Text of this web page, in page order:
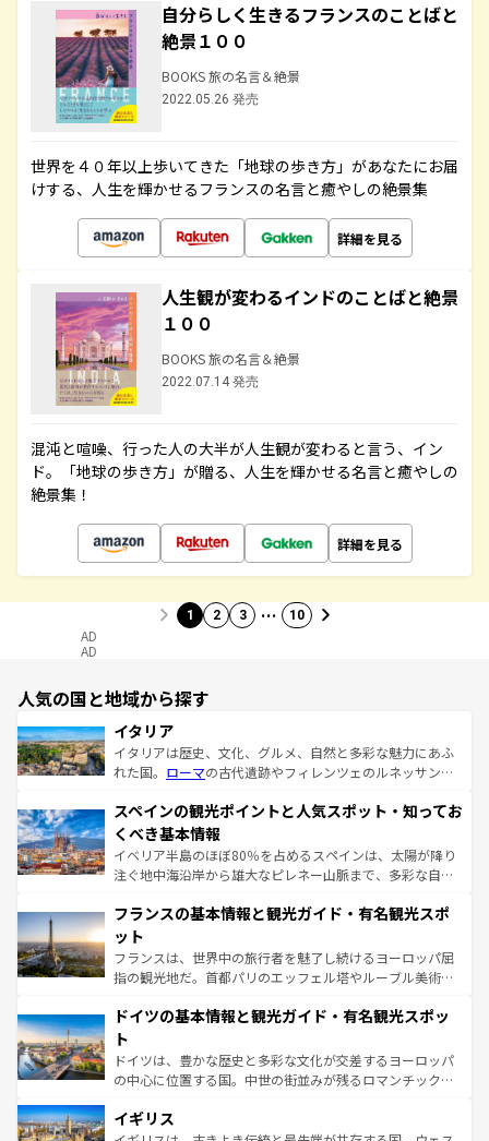
自分らしく生きるフランスのことばと
絶景１００
BOOKS 旅の名言＆絶景
2022.05.26 発売
世界を４０年以上歩いてきた「地球の歩き方」があなたにお届
けする、人生を輝かせるフランスの名言と癒やしの絶景集
詳細を見る
人生観が変わるインドのことばと絶景
１００
BOOKS 旅の名言＆絶景
2022.07.14 発売
混沌と喧噪、行った人の大半が人生観が変わると言う、イン
ド。「地球の歩き方」が贈る、人生を輝かせる名言と癒やしの
絶景集！
詳細を見る
1 2 3 … 10
AD
AD
人気の国と地域から探す
イタリア
イタリアは歴史、文化、グルメ、自然と多彩な魅力にあふ
れた国。 ローマの古代遺跡やフィレンツェのルネッサンス
ろん、トスカーナの美しい田園風景やアマルフィ海岸の絶
景など、自然景観も見逃せない。観光の合間には、本場の
ピザやパスタなど、絶品のイタリア料理を堪能することも
できる。朝目覚めてから夜眠るまで、すべての瞬間を楽し
なお、新着のイタリア情報はコンテンツ一覧を参照してほ
しい。
スペインの観光ポイントと人気スポット・知ってお
くべき基本情報
イベリア半島のほぼ80％を占めるスペインは、太陽が降り
注ぐ地中海沿岸から雄大なピレネー山脈まで、多彩な自然
文化が根付くこの国では、情熱的なフラメンコ、熱気あふ
れる闘牛、そして美味しいタパスが生活の一部となってい
る。首都マドリードの洗練された雰囲気や、バルセロナの
アートに溢れた街角から、地方では古代ローマ遺跡や中世
せる。地方によって風土や気候が異なるスペインはその個
ンテンツ一覧 を参照してほしい。
フランスの基本情報と観光ガイド・有名観光スポ
ット
フランスは、世界中の旅行者を魅了し続けるヨーロッパ屈
指の観光地だ。首都パリのエッフェル塔やルーブル美術館
で、幅広い魅力が詰まっている。華麗な宮殿、歴史的な大
聖堂、美しいビーチ、そして豊かな自然が、訪れる者を心
から魅了する。また、フランスは美食の国としても知ら
れ、フランス料理はユネスコ無形文化遺産にも登録されて
香り高いラベンダー畑など、多彩な楽しみ方が可能だ。さ
らに、パリ以外の地域にも魅力が溢れており、どの街角に
ドイツの基本情報と観光ガイド・有名観光スポッ
ト
ドイツは、豊かな歴史と多彩な文化が交差するヨーロッパ
の中心に位置する国。中世の街並みが残るロマンチック街
顔を持つこの国は、どこを歩いても飽きることがない。ベ
イギリス